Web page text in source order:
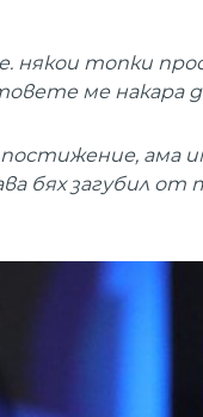
някои топки
ме накара
ама
бях загубил от